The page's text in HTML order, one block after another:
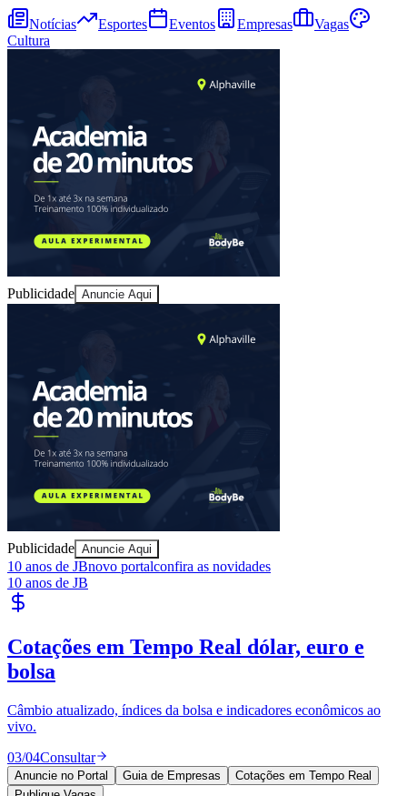
Juventude
Notícias Esportes Eventos Empresas
Vagas
Cultura
Publicidade Anuncie Aqui
Publicidade Anuncie Aqui
10 anos de JBnovo portalconfira as novidades
10 anos de JB
Cotações em Tempo Real dólar, euro e
bolsa
Câmbio atualizado, índices da bolsa e indicadores econômicos ao
vivo.
03/04Consultar
Anuncie no Portal Guia de Empresas
Cotações em Tempo Real